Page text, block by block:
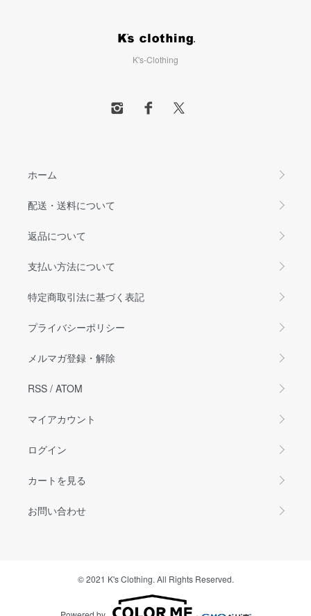
K's-Clothing
ホーム
配送・送料について
返品について
支払い方法について
特定商取引法に基づく表記
プライバシーポリシー
メルマガ登録・解除
RSS / ATOM
マイアカウント
ログイン
カートを見る
お問い合わせ
© 2021 K's Clothing. All Rights Reserved.